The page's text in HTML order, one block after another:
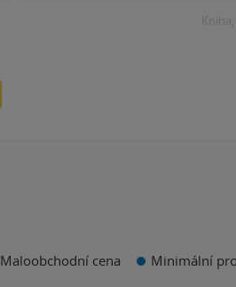
Maloobchodní cena Minimální